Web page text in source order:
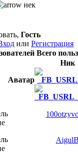
нек
Гость
или Регистрация
Всего
Аватар
Ник